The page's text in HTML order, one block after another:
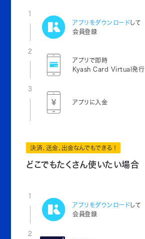
1
アプリをダウンロードして
会員登録
2
アプリで即時
Kyash Card Virtual発行
3
アプリに入金
決済、送金、出金なんでもできる！
どこでもたくさん使いたい場合
1
アプリをダウンロードして
会員登録
2